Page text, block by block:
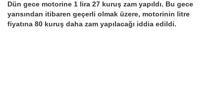
Dün gece motorine 1 lira 27 kuruş zam yapıldı. Bu gece
yarısından itibaren geçerli olmak üzere, motorinin litre
fiyatına 80 kuruş daha zam yapılacağı iddia edildi.